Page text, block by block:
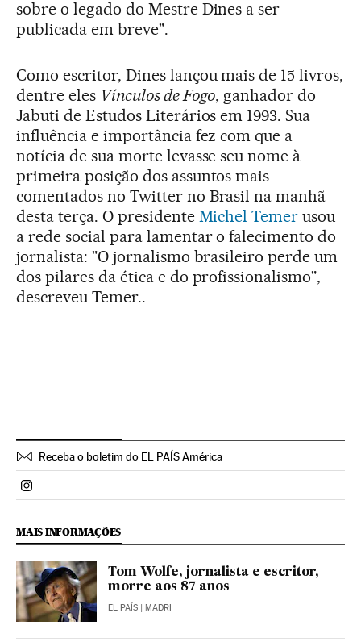
sobre o legado do Mestre Dines a ser
publicada em breve".
Como escritor, Dines lançou mais de 15 livros,
dentre eles Vínculos de Fogo, ganhador do
Jabuti de Estudos Literários em 1993. Sua
influência e importância fez com que a
notícia de sua morte levasse seu nome à
primeira posição dos assuntos mais
comentados no Twitter no Brasil na manhã
desta terça. O presidente Michel Temer usou
a rede social para lamentar o falecimento do
jornalista: "O jornalismo brasileiro perde um
dos pilares da ética e do profissionalismo",
descreveu Temer..
Receba o boletim do EL PAÍS América
Politica El País Brasil en Instagram
MAIS INFORMAÇÕES
Tom Wolfe, jornalista e escritor,
morre aos 87 anos
EL PAÍS | MADRI